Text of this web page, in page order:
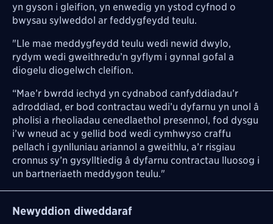
yn gyson i gleifion, yn enwedig yn ystod cyfnod o
bwysau sylweddol ar feddygfeydd teulu.
"Lle mae meddygfeydd teulu wedi newid dwylo,
rydym wedi gweithredu’n gyflym i gynnal gofal a
diogelu diogelwch cleifion.
“Mae’r bwrdd iechyd yn cydnabod canfyddiadau’r
adroddiad, er bod contractau wedi’u dyfarnu yn unol â
pholisi a rheoliadau cenedlaethol presennol, fod dysgu
i’w wneud ac y gellid bod wedi cymhwyso craffu
pellach i gynlluniau ariannol a gweithlu, a’r risgiau
cronnus sy’n gysylltiedig â dyfarnu contractau lluosog i
un bartneriaeth meddygon teulu."
Newyddion diweddaraf